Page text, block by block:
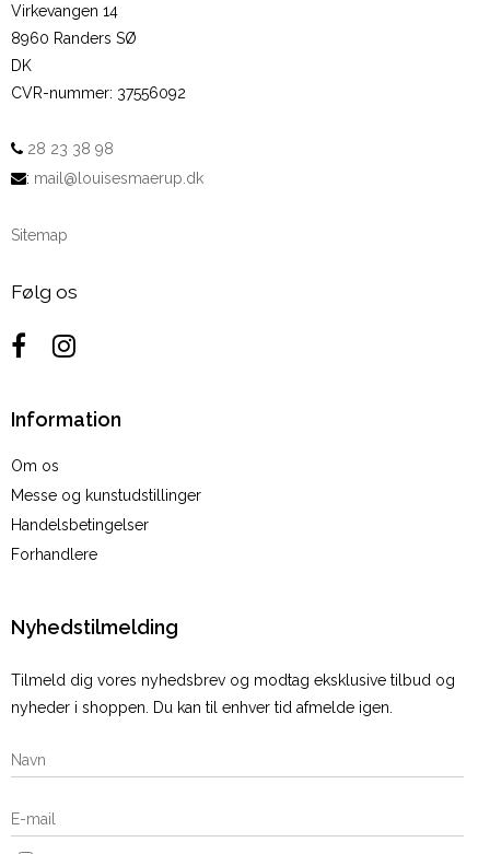
Virkevangen 14
8960 Randers SØ
DK
CVR-nummer: 37556092
28 23 38 98
: mail@louisesmaerup.dk
Sitemap
Følg os
Information
Om os
Messe og kunstudstillinger
Handelsbetingelser
Forhandlere
Nyhedstilmelding
Tilmeld dig vores nyhedsbrev og modtag eksklusive tilbud og
nyheder i shoppen. Du kan til enhver tid afmelde igen.